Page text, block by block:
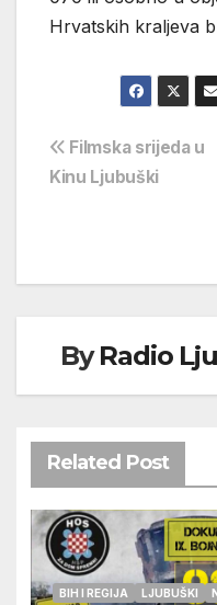
Hrvatskih kraljeva
Navigacija
objava
Filmska srijeda u
Kinu Ljubuški
ByRadio
Related Post
BIH I REGIJA LJUBUŠKI